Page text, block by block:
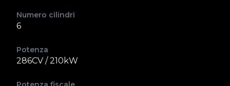
Numero cilindri
6
Potenza
286CV / 210kW